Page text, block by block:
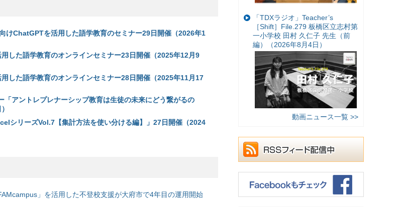
けChatGPTを活用した語学教育のセミナー29日開催（2026年1
した語学教育のオンラインセミナー23日開催（2025年12月9
した語学教育のオンラインセミナー28日開催（2025年11月17
「アントレプレナーシップ教育は生徒の未来にどう繋がるの
シリーズVol.7【集計方法を使い分ける編】」27日開催（2024
」を活用した不登校支援が大府市で4年目の運用開始
「TDXラジオ」Teacher’s
［Shift］File.279 板橋区立志村第
一小学校 田村 久仁子 先生（前
編）（2026年8月4日）
動画ニュース一覧 >>